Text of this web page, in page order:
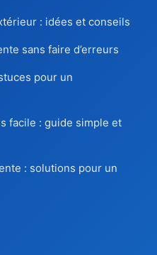
: idées et conseils
sans faire d’erreurs
pour un
facile : guide simple et
: solutions pour un